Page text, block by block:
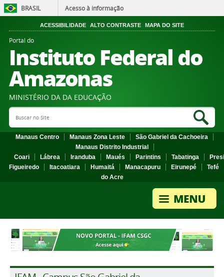
BRASIL Acesso à informação
ACESSIBILIDADE ALTO CONTRASTE MAPA DO SITE
Portal do
Instituto Federal do
Amazonas
MINISTÉRIO DA DA EDUCAÇÃO
Search Site
Manaus Centro Manaus Zona Leste
São Gabriel da Cachoeira
Manaus Distrito Industrial
Coari
Lábrea Iranduba Maués Parintins Tabatinga
Figueiredo
Itacoatiara Humaitá Manacapuru Eirunepé
Tefé
do Acre